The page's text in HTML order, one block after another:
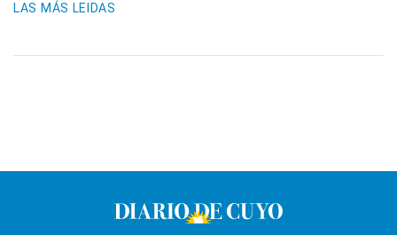
LAS MÁS LEIDAS